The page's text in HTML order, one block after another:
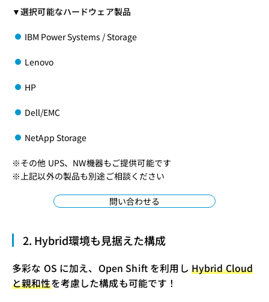
▼選択可能なハードウェア製品
IBM Power Systems / Storage
Lenovo
HP
Dell/EMC
NetApp Storage
※その他 UPS、NW機器もご提供可能です
※上記以外の製品も別途ご相談ください
問い合わせる
2. Hybrid環境も見据えた構成
多彩な OS に加え、Open Shift を利用し Hybrid Cloud
と親和性を考慮した構成も可能です！